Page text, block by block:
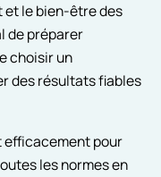
le bien-être des
de préparer
choisir un
des résultats fiables
efficacement pour
les normes en